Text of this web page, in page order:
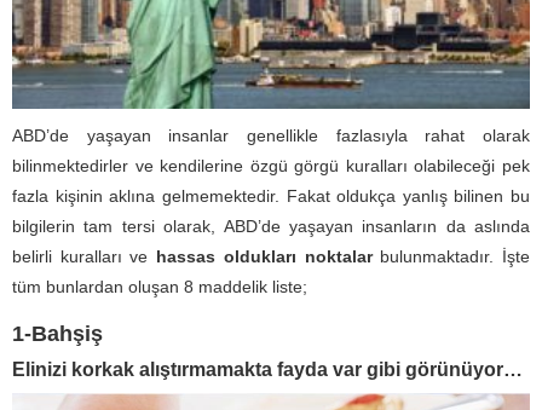
ABD’de yaşayan insanlar genellikle fazlasıyla rahat olarak
bilinmektedirler ve kendilerine özgü görgü kuralları olabileceği pek
fazla kişinin aklına gelmemektedir. Fakat oldukça yanlış bilinen bu
bilgilerin tam tersi olarak, ABD’de yaşayan insanların da aslında
belirli kuralları ve hassas oldukları noktalarbulunmaktadır. İşte
tüm bunlardan oluşan 8 maddelik liste;
1-Bahşiş
Elinizi korkak alıştırmamakta fayda var gibi görünüyor…